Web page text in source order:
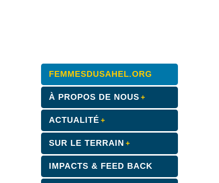
FEMMESDUSAHEL.ORG
À PROPOS DE NOUS
ACTUALITÉ
SUR LE TERRAIN
IMPACTS & FEED BACK